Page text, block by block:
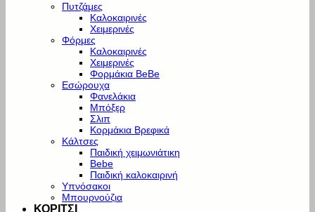
Πυτζάμες
Καλοκαιρινές
Χειμερινές
Φόρμες
Καλοκαιρινές
Χειμερινές
Φορμάκια BeBe
Εσώρουχα
Φανελάκια
Μπόξερ
Σλιπ
Κορμάκια Βρεφικά
Κάλτσες
Παιδική χειμωνιάτικη
Bebe
Παιδική καλοκαιρινή
Υπνόσακοι
Μπουρνούζια
ΚΟΡΙΤΣΙ